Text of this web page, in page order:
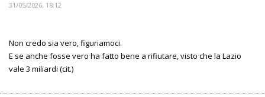
31/05/2026, 18:12
Non credo sia vero, figuriamoci.
E se anche fosse vero ha fatto bene a rifiutare, visto che la Lazio
vale 3 miliardi (cit.)